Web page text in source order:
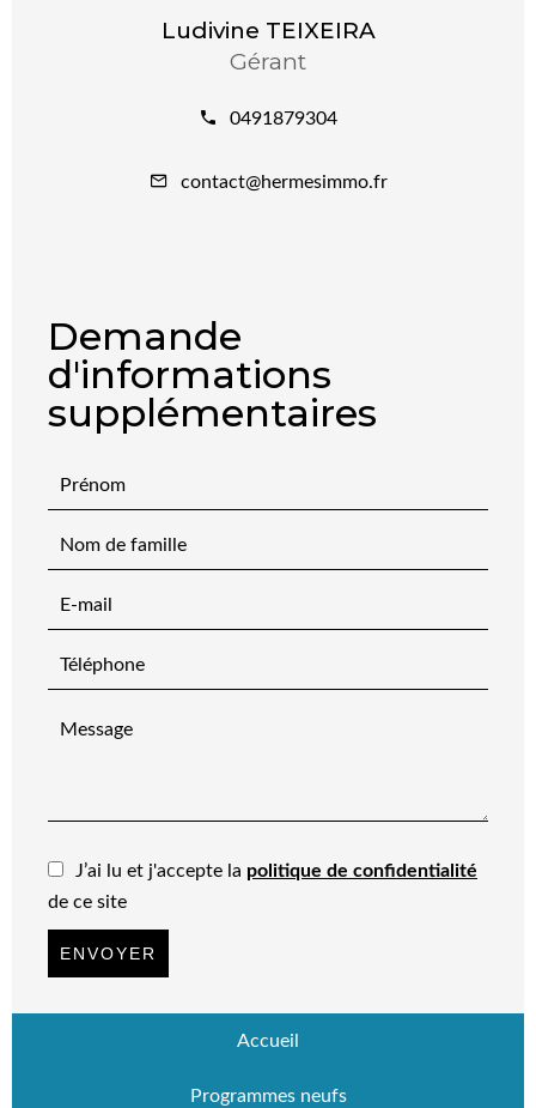
Ludivine TEIXEIRA
Gérant
0491879304
contact@hermesimmo.fr
Demande
d'informations
supplémentaires
J’ai lu et j'accepte la politique de confidentialité
de ce site
ENVOYER
Accueil
Programmes neufs